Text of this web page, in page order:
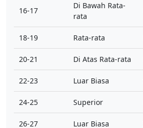
16-17
Di Bawah Rata-
rata
18-19 Rata-rata
20-21 Di Atas Rata-rata
22-23 Luar Biasa
24-25 Superior
26-27 Luar Biasa